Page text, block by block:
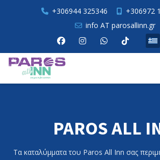
+306944 325346
+306972
info AT parosallinn.gr
PAROS ALL
Τα καταλύμματα του Paros All Inn σας